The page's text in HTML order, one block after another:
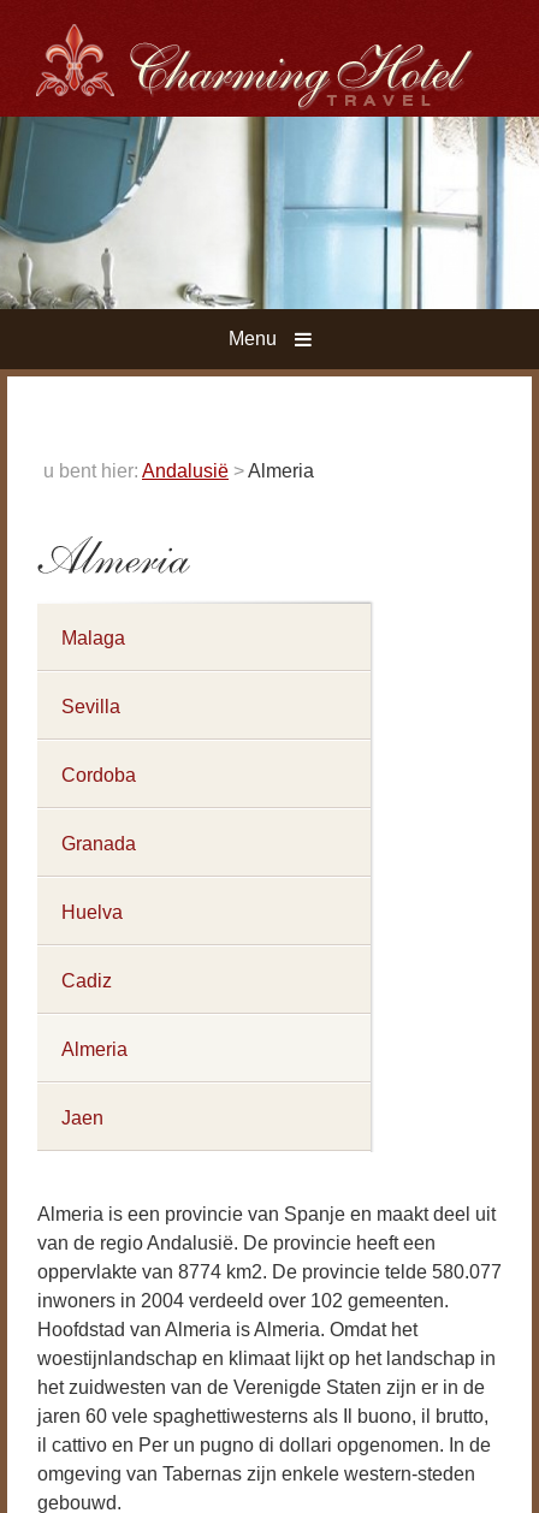
Menu
u bent hier: Andalusië >Almeria
Malaga
Sevilla
Cordoba
Granada
Huelva
Cadiz
Almeria
Jaen
Almeria is een provincie van Spanje en maakt deel uit
van de regio Andalusië. De provincie heeft een
oppervlakte van 8774 km2. De provincie telde 580.077
inwoners in 2004 verdeeld over 102 gemeenten.
Hoofdstad van Almeria is Almeria. Omdat het
woestijnlandschap en klimaat lijkt op het landschap in
het zuidwesten van de Verenigde Staten zijn er in de
jaren 60 vele spaghettiwesterns als Il buono, il brutto,
il cattivo en Per un pugno di dollari opgenomen. In de
omgeving van Tabernas zijn enkele western-steden
gebouwd.